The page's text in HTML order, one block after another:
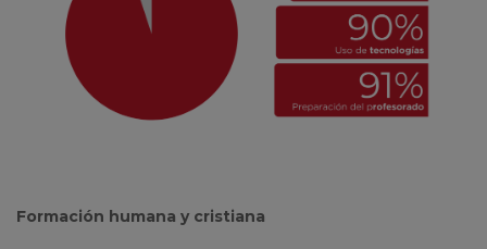
Formación humana y cristiana